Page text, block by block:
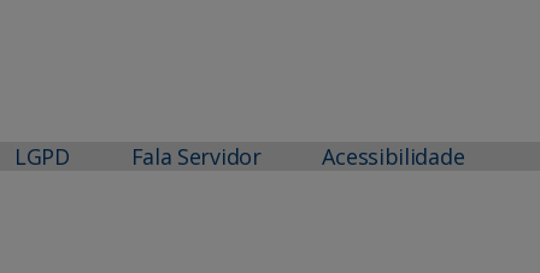
LGPD Fala Servidor Acessibilidade